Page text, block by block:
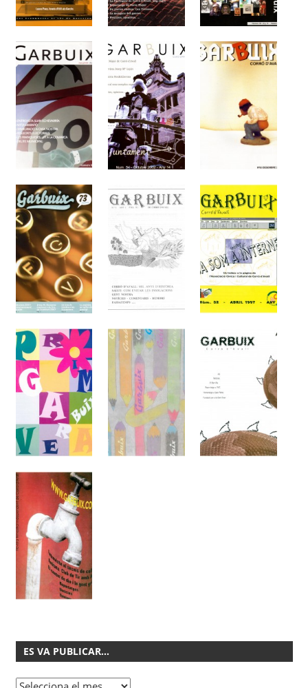
ES VA PUBLICAR…